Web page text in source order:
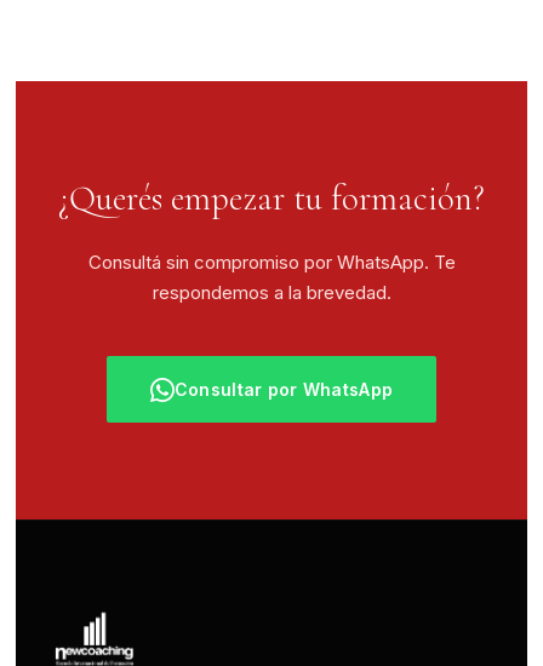
¿Querés empezar tu formación?
Consultá sin compromiso por WhatsApp. Te
respondemos a la brevedad.
Consultar por WhatsApp